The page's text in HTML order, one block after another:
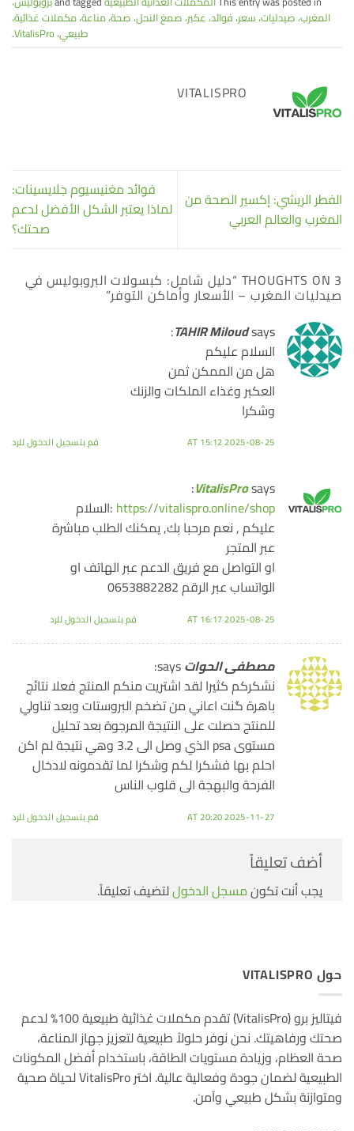
حول VITALISPRO
فيتاليز برو (VitalisPro) تقدم مكملات غذائية طبيعية 100% لدعم
صحتك ورفاهيتك. نحن نوفر حلولاً طبيعية لتعزيز جهاز المناعة،
صحة العظام، وزيادة مستويات الطاقة، باستخدام أفضل المكونات
الطبيعية لضمان جودة وفعالية عالية. اختر VitalisPro لحياة صحية
ومتوازنة بشكل طبيعي وآمن.
المغرب، صيدليات، سعر، فوائد، عكبر، صمغ النحل، صحة، مناعة، مكملات غذائية،
طبيعي، VitalisPro
.
VITALISPRO
الفطر الريشي: إكسير الصحة من
المغرب والعالم العربي
فوائد مغنيسيوم جلايسينات:
لماذا يعتبر الشكل الأفضل لدعم
صحتك؟
3 THOUGHTS ON “ دليل شامل: كبسولات البروبوليس في
صيدليات المغرب – الأسعار وأماكن التوفر”
TAHIR Miloudsays:
السلام عليكم
هل من الممكن ثمن
العكبر وغذاء الملكات والزنك
وشكرا
2025-08-25 AT 15:12 قم بتسجيل الدخول للرد
VitalisProsays:
https://vitalispro.online/shop :السلام
عليكم , نعم مرحبا بك, يمكنك الطلب مباشرة
عبر المتجر
او التواصل مع فريق الدعم عبر الهاتف او
الواتساب عبر الرقم 0653882282
2025-08-25 AT 16:17 قم بتسجيل الدخول للرد
مصطفى الحواتsays:
نشكركم كثيرا لقد اشتريت منكم المنتج فعلا نتائج
باهرة گنت اعاني من تضخم البروستات وبعد تناولي
للمنتج حصلت على النتيجة المرجوة بعد تحليل
مستوى psa الذي وصل الى 3.2 وهي نتيجة لم اكن
احلم بها فشكرا لكم وشكرا لما تقدمونه لادخال
الفرحة والبهجة الى قلوب الناس
2025-11-27 AT 20:20 قم بتسجيل الدخول للرد
أضف تعليقاً
يجب أنت تكونمسجل الدخوللتضيف تعليقاً.